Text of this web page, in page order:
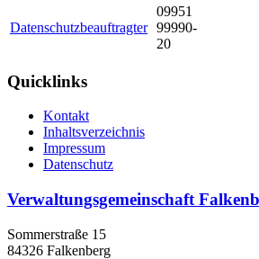
Datenschutzbeauftragter
09951
99990-
20
Quicklinks
Kontakt
Inhaltsverzeichnis
Impressum
Datenschutz
Verwaltungsgemeinschaft
Sommerstraße 15
84326 Falkenberg